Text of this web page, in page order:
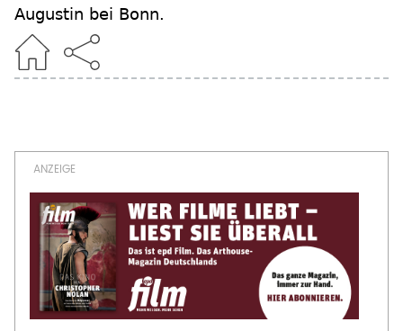
Augustin bei Bonn.